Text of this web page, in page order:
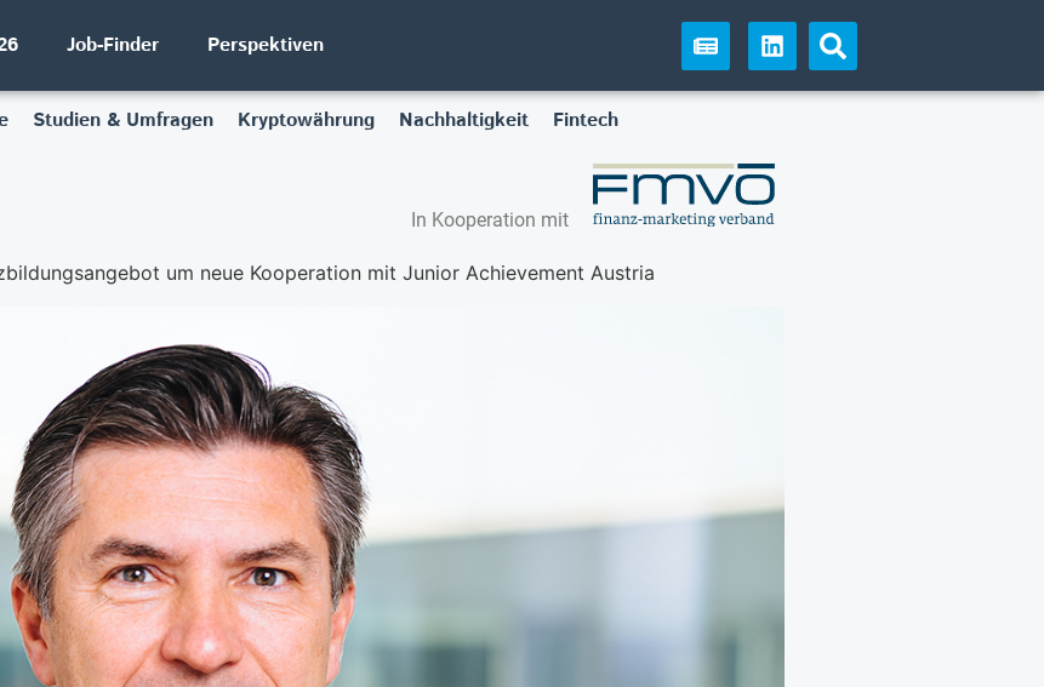
Job-Finder Perspektiven
Studien & Umfragen Kryptowährung Nachhaltigkeit Fintech
In Kooperation mit
um neue Kooperation mit Junior Achievement Austria